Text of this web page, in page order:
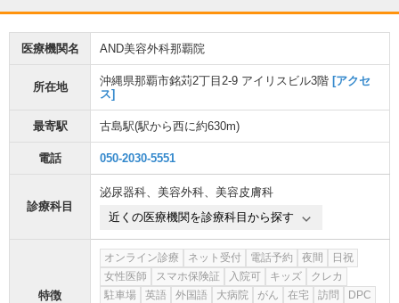
医療機関名 AND美容外科那覇院
所在地 沖縄県那覇市銘苅2丁目2-9 アイリスビル3階 [アクセ
ス]
最寄駅 古島駅(駅から西に約630m)
電話 050-2030-5551
診療科目
泌尿器科、 美容外科、 美容皮膚科
近くの医療機関を診療科目から探す
特徴
オンライン診療 ネット受付 電話予約 夜間
日祝
女性医師
スマホ保険証 入院可 キッズ
クレカ
駐車場
英語 外国語 大病院 がん 在宅 訪問
DPC